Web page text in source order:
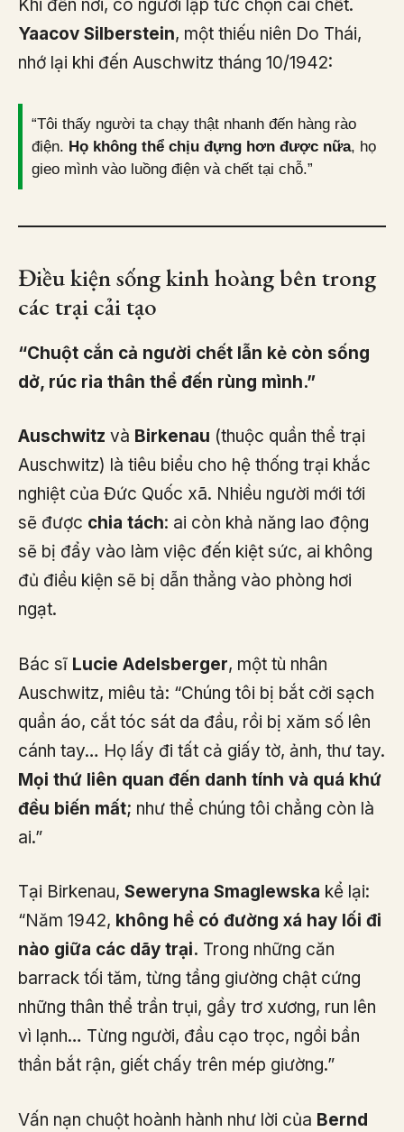
Khi đến nơi, có người lập tức chọn cái chết.
Yaacov Silberstein, một thiếu niên Do Thái,
nhớ lại khi đến Auschwitz tháng 10/1942:
“Tôi thấy người ta chạy thật nhanh đến hàng rào
điện. Họ không thể chịu đựng hơn được nữa, họ
gieo mình vào luồng điện và chết tại chỗ.”
Điều kiện sống kinh hoàng bên trong
các trại cải tạo
“Chuột cắn cả người chết lẫn kẻ còn sống
dở, rúc rỉa thân thể đến rùng mình.”
Auschwitz và Birkenau (thuộc quần thể trại
Auschwitz) là tiêu biểu cho hệ thống trại khắc
nghiệt của Đức Quốc xã. Nhiều người mới tới
sẽ được chia tách: ai còn khả năng lao động
sẽ bị đẩy vào làm việc đến kiệt sức, ai không
đủ điều kiện sẽ bị dẫn thẳng vào phòng hơi
ngạt.
Bác sĩ Lucie Adelsberger, một tù nhân
Auschwitz, miêu tả: “Chúng tôi bị bắt cởi sạch
quần áo, cắt tóc sát da đầu, rồi bị xăm số lên
cánh tay… Họ lấy đi tất cả giấy tờ, ảnh, thư tay.
Mọi thứ liên quan đến danh tính và quá khứ
đều biến mất; như thể chúng tôi chẳng còn là
ai.”
Tại Birkenau, Seweryna Smaglewska kể lại:
“Năm 1942, không hề có đường xá hay lối đi
nào giữa các dãy trại. Trong những căn
barrack tối tăm, từng tầng giường chật cứng
những thân thể trần trụi, gầy trơ xương, run lên
vì lạnh… Từng người, đầu cạo trọc, ngồi bần
thần bắt rận, giết chấy trên mép giường.”
Vấn nạn chuột hoành hành như lời của Bernd